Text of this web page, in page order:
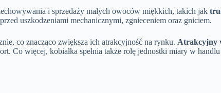
i sprzedaży małych owoców miękkich, takich jak
uszkodzeniami mechanicznymi, zgnieceniem oraz gniciem.
co znacząco zwiększa ich atrakcyjność na rynku. Atrakcyjny
Co więcej, kobiałka spełnia także rolę jednostki miary w